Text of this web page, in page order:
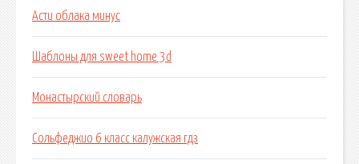
Асти облака минус
Шаблоны для sweet home 3d
Монастырский словарь
Сольфеджио 6 класс калужская гдз